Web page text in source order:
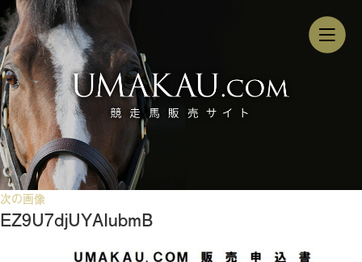
次の画像
EZ9U7djUYAIubmB